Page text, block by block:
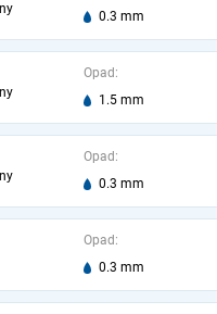
0.3 mm
Opad:
1.5 mm
Opad:
0.3 mm
Opad:
0.3 mm